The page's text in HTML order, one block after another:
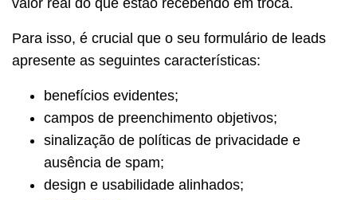
valor real do que estão recebendo em troca.
Para isso, é crucial que o seu formulário de leads
apresente as seguintes características:
benefícios evidentes;
campos de preenchimento objetivos;
sinalização de políticas de privacidade e
ausência de spam;
design e usabilidade alinhados;